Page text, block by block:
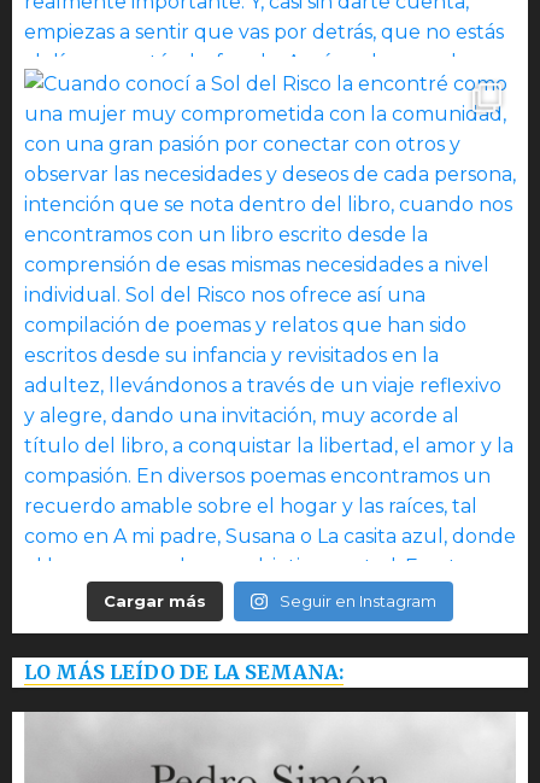
Cargar más Seguir en Instagram
LO MÁS LEÍDO DE LA SEMANA: